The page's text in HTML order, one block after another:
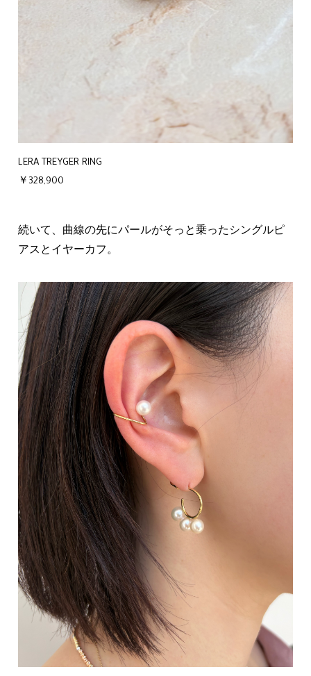
LERA TREYGER RING
￥328,900
続いて、曲線の先にパールがそっと乗ったシングルピ
アスとイヤーカフ。